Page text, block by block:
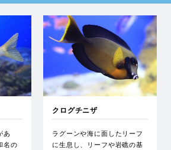
あ
名の
クログチニザ
ラグーンや海に面したリーフ
に生息し、リーフや岩礁の基